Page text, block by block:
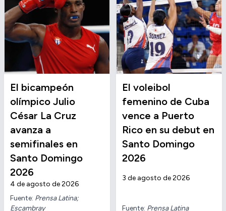
El bicampeón
olímpico Julio
César La Cruz
avanza a
semifinales en
Santo Domingo
2026
4 de agosto de 2026
Fuente: Prensa Latina;
Escambray
El voleibol
femenino de Cuba
vence a Puerto
Rico en su debut en
Santo Domingo
2026
3 de agosto de 2026
Fuente: Prensa Latina